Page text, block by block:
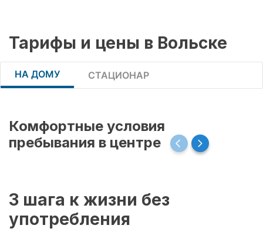
Тарифы и цены в Вольске
НА ДОМУ СТАЦИОНАР
Комфортные условия
пребывания в центре
3 шага к жизни без
употребления